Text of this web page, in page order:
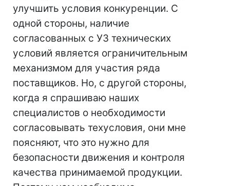
улучшить условия конкуренции. С
одной стороны, наличие
согласованных с УЗ технических
условий является ограничительным
механизмом для участия ряда
поставщиков. Но, с другой стороны,
когда я спрашиваю наших
специалистов о необходимости
согласовывать техусловия, они мне
поясняют, что это нужно для
безопасности движения и контроля
качества принимаемой продукции.